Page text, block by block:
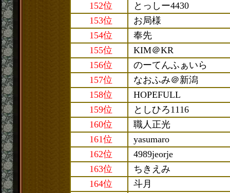
152位
とっしー4430
153位
お局様
154位
奉先
155位
KIM＠KR
156位
のーてんふぁいら
157位
なおふみ＠新潟
158位
HOPEFULL
159位
としひろ1116
160位
職人正光
161位
yasumaro
162位
4989jeorje
163位
ちきえみ
164位
斗月